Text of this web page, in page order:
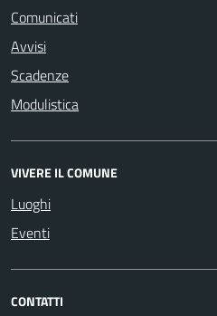
Comunicati
Avvisi
Scadenze
Modulistica
VIVERE IL COMUNE
Luoghi
Eventi
CONTATTI